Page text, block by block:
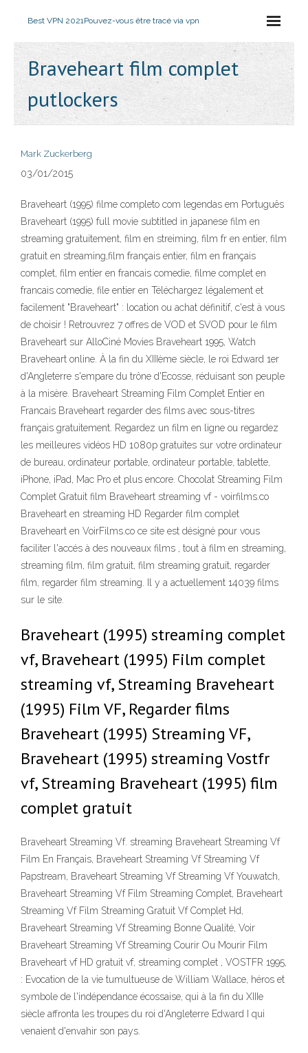
Best VPN 2021Pouvez-vous être tracé via vpn
Braveheart film complet
putlockers
Mark Zuckerberg
03/01/2015
Braveheart (1995) filme completo com legendas em Português
Braveheart (1995) full movie subtitled in japanese film en
streaming gratuitement, film en streiming, film fr en entier, film
gratuit en streaming,film français entier, film en français
complet, film entier en francais comedie, filme complet en
francais comedie, file entier en Téléchargez légalement et
facilement "Braveheart" : location ou achat définitif, c'est à vous
de choisir ! Retrouvrez 7 offres de VOD et SVOD pour le film
Braveheart sur AlloCiné Movies Braveheart 1995, Watch
Braveheart online. À la fin du XIIIème siècle, le roi Edward 1er
d'Angleterre s'empare du trône d'Ecosse, réduisant son peuple
à la misère. Braveheart Streaming Film Complet Entier en
Francais Braveheart regarder des films avec sous-titres
français gratuitement. Regardez un film en ligne ou regardez
les meilleures vidéos HD 1080p gratuites sur votre ordinateur
de bureau, ordinateur portable, ordinateur portable, tablette,
iPhone, iPad, Mac Pro et plus encore. Chocolat Streaming Film
Complet Gratuit film Braveheart streaming vf - voirfilms.co
Braveheart en streaming HD Regarder film complet
Braveheart en VoirFilms.co ce site est désigné pour vous
faciliter l'accés à des nouveaux films , tout à film en streaming,
streaming film, film gratuit, film streaming gratuit, regarder
film, regarder film streaming. Il y a actuellement 14039 films
sur le site.
Braveheart (1995) streaming complet
vf, Braveheart (1995) Film complet
streaming vf, Streaming Braveheart
(1995) Film VF, Regarder films
Braveheart (1995) Streaming VF,
Braveheart (1995) streaming Vostfr
vf, Streaming Braveheart (1995) film
complet gratuit
Braveheart Streaming Vf. streaming Braveheart Streaming Vf
Film En Français, Braveheart Streaming Vf Streaming Vf
Papstream, Braveheart Streaming Vf Streaming Vf Youwatch,
Braveheart Streaming Vf Film Streaming Complet, Braveheart
Streaming Vf Film Streaming Gratuit Vf Complet Hd,
Braveheart Streaming Vf Streaming Bonne Qualité, Voir
Braveheart Streaming Vf Streaming Courir Ou Mourir Film
Braveheart vf HD gratuit vf, streaming complet , VOSTFR 1995,
: Evocation de la vie tumultueuse de William Wallace, héros et
symbole de l'indépendance écossaise, qui à la fin du XIIIe
siècle affronta les troupes du roi d'Angleterre Edward I qui
venaient d'envahir son pays.